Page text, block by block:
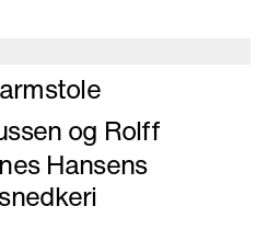
og Rolff
Hansens